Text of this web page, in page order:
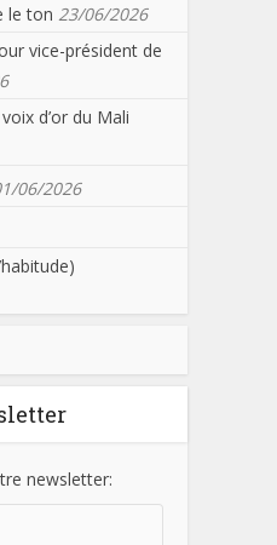
le ton 23/06/2026
vice-président de
d’or du Mali
06/2026
newsletter: